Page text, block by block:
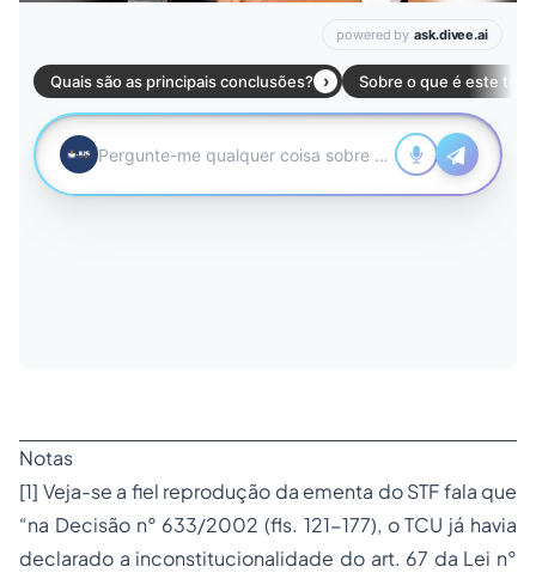
Notas
[1] Veja-se a fiel reprodução da ementa do STF fala que
“na Decisão n° 633/2002 (fls. 121-177), o TCU já havia
declarado a inconstitucionalidade do art. 67 da Lei n°